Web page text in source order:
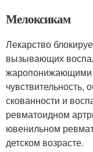
Мелоксикам
Лекарство
вызывающих
жаропонижающими
чувствительность,
скованности и
ревматоидном
ювенильном
детском возрасте.